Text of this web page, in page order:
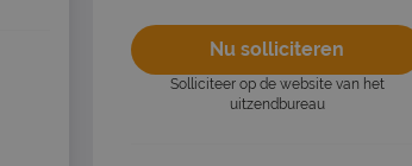
Nu solliciteren
Solliciteer op de website van het
uitzendbureau